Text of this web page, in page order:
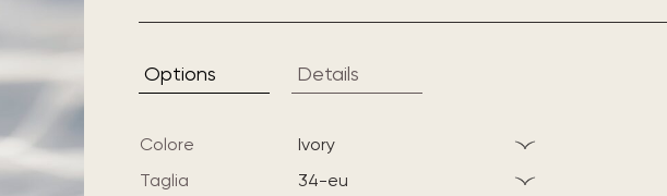
Options Details
Colore
ivory
Taglia
34-eu